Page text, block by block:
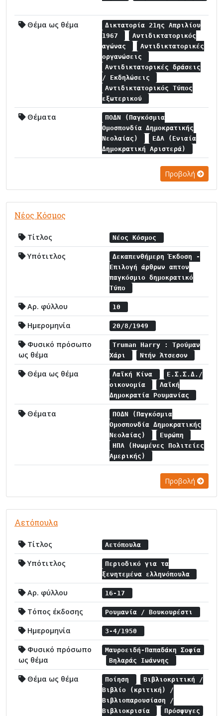
Θέμα ως θέμα
Δικτατορία 21ης Απριλίου
1967
Αντιδικτατορικός
αγώνας
Αντιδικτατορικές
οργανώσεις
Αντιδικτατορικές δράσεις
/ Εκδηλώσεις
Αντιδικτατορικός Τύπος
εξωτερικού
Θέματα
ΠΟΔΝ (Παγκόσμια
Ομοσπονδία Δημοκρατικής
Νεολαίας)
ΕΔΑ (Ενιαία
Δημοκρατική Αριστερά)
Προβολή
Νέος Κόσμος
Τίτλος Νέος Κόσμος
Υπότιτλος
Δεκαπενθήμερη Έκδοση -
Επιλογή άρθρων απτον
παγκόσμιο δημοκρατικό
Τύπο
Αρ. φύλλου 10
Ημερομηνία 20/8/1949
Φυσικό πρόσωπο
ως θέμα
Truman Harry : Τρούμαν
Χάρι
Ντήν Άτσεσον
Θέμα ως θέμα Λαϊκή Κίνα
Ε.Σ.Σ.Δ./
οικονομία
Λαϊκή
Δημοκρατία Ρουμανίας
Θέματα
ΠΟΔΝ (Παγκόσμια
Ομοσπονδία Δημοκρατικής
Νεολαίας)
Ευρώπη
ΗΠΑ (Ηνωμένες Πολιτείες
Αμερικής)
Προβολή
Αετόπουλα
Τίτλος Αετόπουλα
Υπότιτλος
Περιοδικό για τα
ξενητεμένα ελληνόπουλα
Αρ. φύλλου 16-17
Τόπος έκδοσης Ρουμανία / Βουκουρέστι
Ημερομηνία 3-4/1950
Φυσικό πρόσωπο
ως θέμα
Μαυροειδή-Παπαδάκη Σοφία
Βηλαράς Ιωάννης
Θέμα ως θέμα Ποίηση
Βιβλιοκριτική /
Βιβλίο (κριτική) /
Βιβλιοπαρουσίαση /
Βιβλιοκρισία
Πρόσφυγες